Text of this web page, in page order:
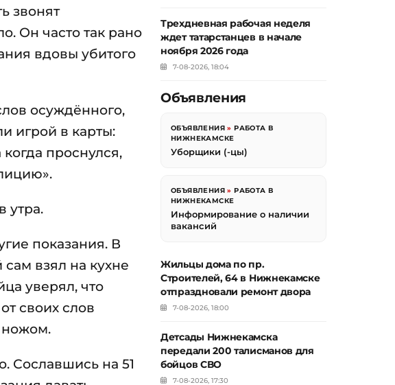
звонят
Он часто так рано
вдовы убитого
осуждённого,
игрой в карты:
проснулся,
утра.
показания. В
взял на кухне
уверял, что
своих слов
ножом.
Сославшись на 51
Трехдневная рабочая неделя
ждет татарстанцев в начале
ноября 2026 года
7-08-2026, 18:04
Объявления
ОБЪЯВЛЕНИЯ »РАБОТА В
НИЖНЕКАМСКЕ
Уборщики (-цы)
ОБЪЯВЛЕНИЯ »РАБОТА В
НИЖНЕКАМСКЕ
Информирование о наличии
вакансий
Жильцы дома по пр.
Строителей, 64 в Нижнекамске
отпраздновали ремонт двора
7-08-2026, 18:00
Детсады Нижнекамска
передали 200 талисманов для
бойцов СВО
7-08-2026, 17:30